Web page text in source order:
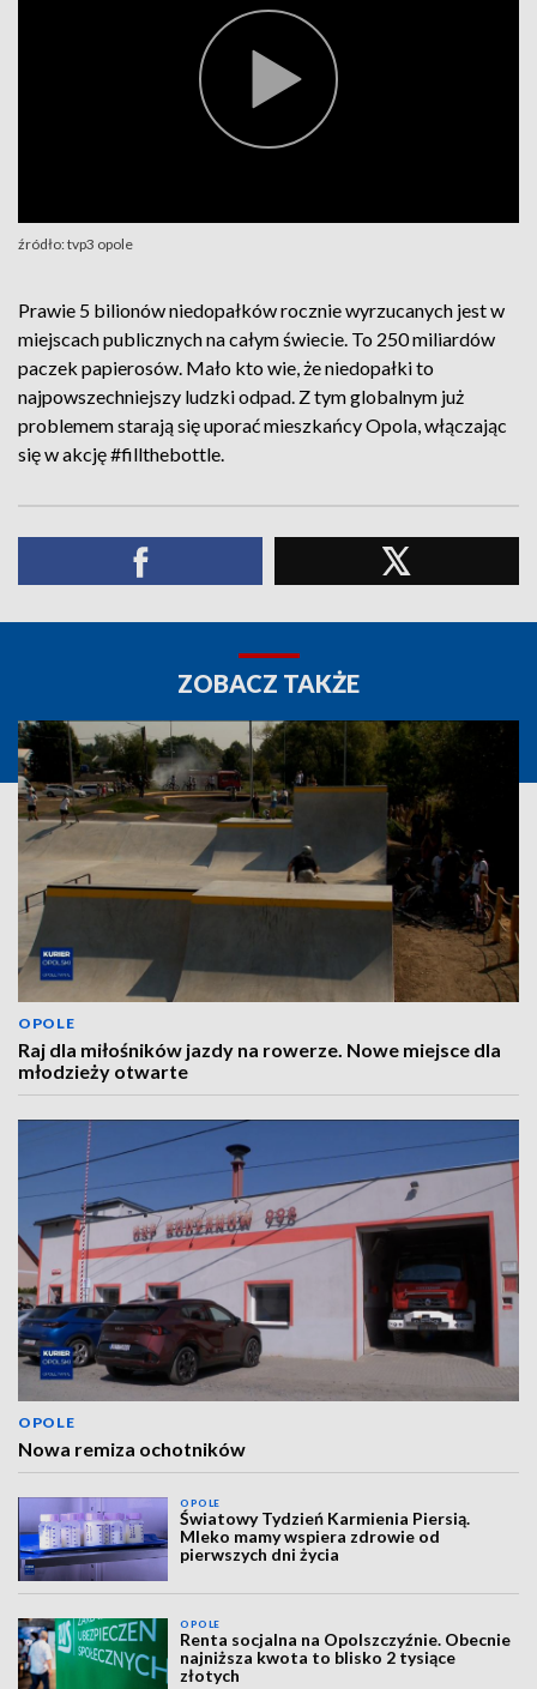
źródło: tvp3 opole
Prawie 5 bilionów niedopałków rocznie wyrzucanych jest w
miejscach publicznych na całym świecie. To 250 miliardów
paczek papierosów. Mało kto wie, że niedopałki to
najpowszechniejszy ludzki odpad. Z tym globalnym już
problemem starają się uporać mieszkańcy Opola, włączając
się w akcję #fillthebottle.
ZOBACZ TAKŻE
OPOLE
Raj dla miłośników jazdy na rowerze. Nowe miejsce dla
młodzieży otwarte
OPOLE
Nowa remiza ochotników
OPOLE
Światowy Tydzień Karmienia Piersią.
Mleko mamy wspiera zdrowie od
pierwszych dni życia
OPOLE
Renta socjalna na Opolszczyźnie. Obecnie
najniższa kwota to blisko 2 tysiące
złotych